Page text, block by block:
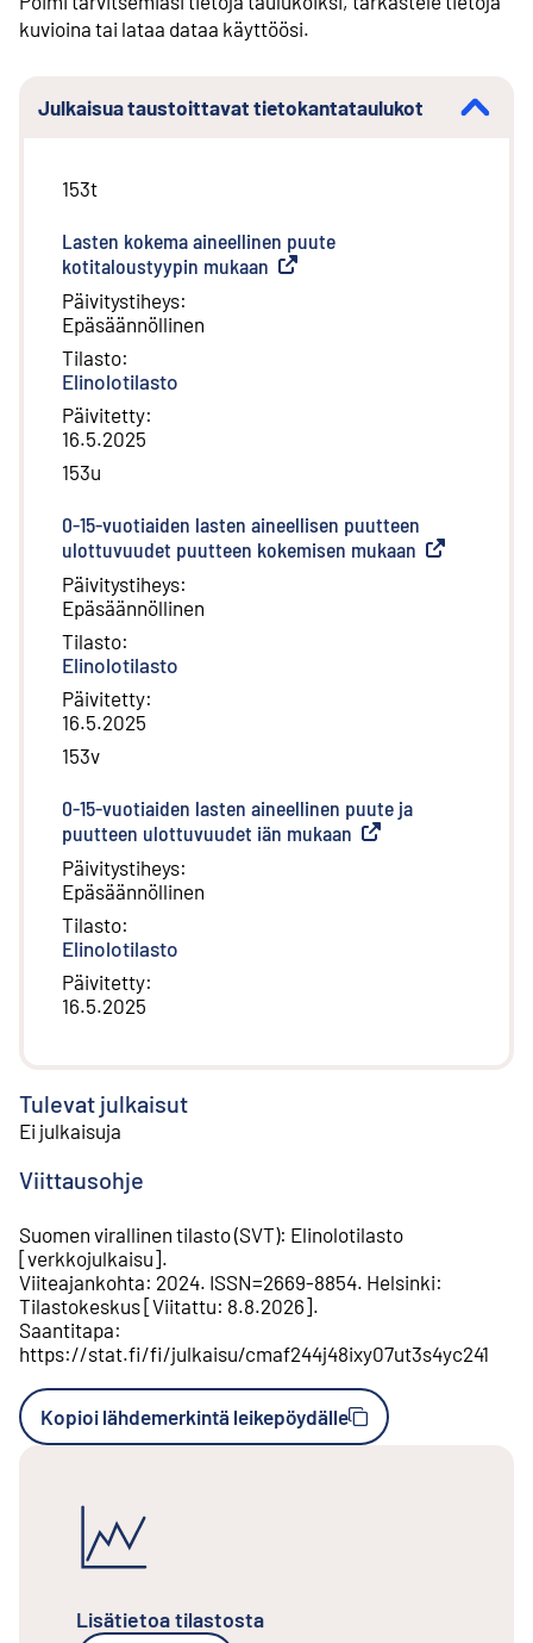
kuvioina tai lataa dataa käyttöösi.
Julkaisua taustoittavat tietokantataulukot
153t
Lasten kokema aineellinen puute
kotitaloustyypin mukaan Ulkoinen linkki
Päivitystiheys:
Epäsäännöllinen
Tilasto:
Elinolotilasto
Päivitetty:
16.5.2025
153u
0-15-vuotiaiden lasten aineellisen puutteen
ulottuvuudet puutteen kokemisen mukaan Ulkoinen
Päivitystiheys:
Epäsäännöllinen
Tilasto:
Elinolotilasto
Päivitetty:
16.5.2025
153v
0-15-vuotiaiden lasten aineellinen puute ja
puutteen ulottuvuudet iän mukaan Ulkoinen linkki
Päivitystiheys:
Epäsäännöllinen
Tilasto:
Elinolotilasto
Päivitetty:
16.5.2025
Tulevat julkaisut
Ei julkaisuja
Viittausohje
Suomen virallinen tilasto (SVT): Elinolotilasto
[verkkojulkaisu].
Viiteajankohta: 2024. ISSN=2669-8854. Helsinki:
Tilastokeskus[Viitattu: 8.8.2026].
Saantitapa:
https://stat.fi/fi/julkaisu/cmaf244j48ixy07ut3s4yc241
Kopioi lähdemerkintä leikepöydälle
Lisätietoa tilastosta